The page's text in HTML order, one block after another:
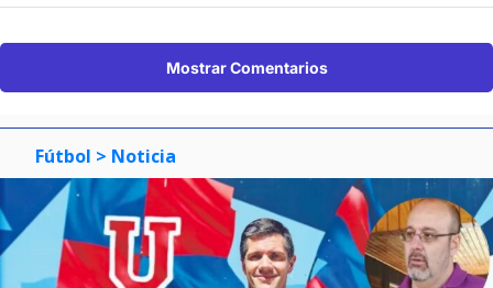
Mostrar Comentarios
Fútbol > Noticia